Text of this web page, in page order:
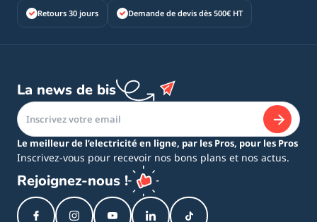
Retours 30 jours Demande de devis dès 500€ HT
La news de bis
Le meilleur de l’electricité en ligne, par les Pros, pour les Pros
Inscrivez-vous pour recevoir nos bons plans et nos actus.
Rejoignez-nous !